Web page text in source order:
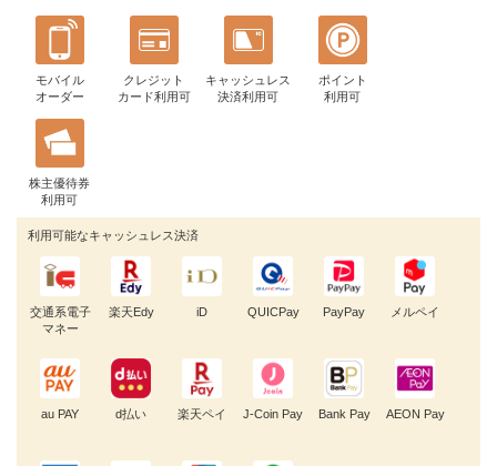
モバイル
オーダー
クレジット
カード利用可
キャッシュレス
決済利用可
ポイント
利用可
株主優待券
利用可
利用可能なキャッシュレス決済
交通系電子
マネー
楽天Edy iD QUICPay PayPay メルペイ
au PAY d払い 楽天ペイ J-Coin Pay Bank Pay AEON Pay